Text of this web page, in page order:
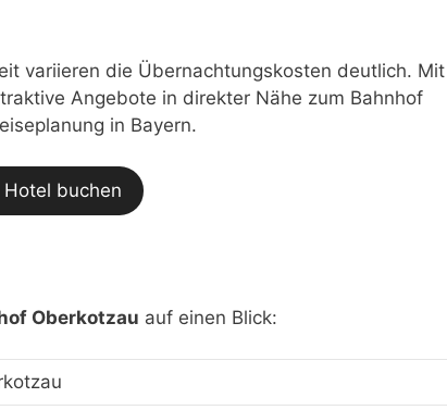
variieren die Übernachtungskosten deutlich. Mit
Angebote in direkter Nähe zum Bahnhof
in Bayern.
buchen
Oberkotzau auf einen Blick: